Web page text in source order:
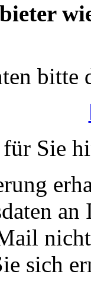
bitte
für Sie
an
sich